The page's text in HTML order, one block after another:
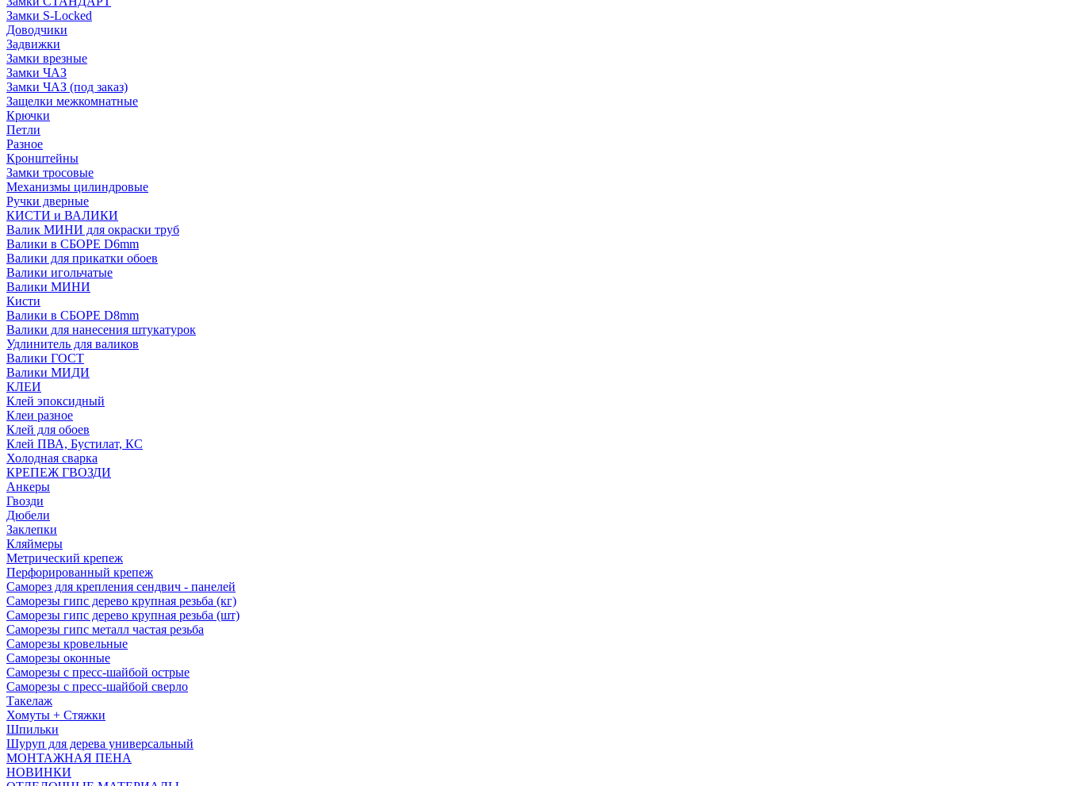
Замки S-Locked
Доводчики
Задвижки
Замки врезные
Замки ЧАЗ
Замки ЧАЗ (под заказ)
Защелки межкомнатные
Крючки
Петли
Разное
Кронштейны
Замки тросовые
Механизмы цилиндровые
Ручки дверные
КИСТИ и ВАЛИКИ
Валик МИНИ для окраски труб
Валики в СБОРЕ D6mm
Валики для прикатки обоев
Валики игольчатые
Валики МИНИ
Кисти
Валики в СБОРЕ D8mm
Валики для нанесения штукатурок
Удлинитель для валиков
Валики ГОСТ
Валики МИДИ
КЛЕИ
Клей эпоксидный
Клеи разное
Клей для обоев
Клей ПВА, Бустилат, КС
Холодная сварка
КРЕПЕЖ ГВОЗДИ
Анкеры
Гвозди
Дюбели
Заклепки
Кляймеры
Метрический крепеж
Перфорированный крепеж
Саморез для крепления сендвич - панелей
Саморезы гипс дерево крупная резьба (кг)
Саморезы гипс дерево крупная резьба (шт)
Саморезы гипс металл частая резьба
Саморезы кровельные
Саморезы оконные
Саморезы с пресс-шайбой острые
Саморезы с пресс-шайбой сверло
Такелаж
Хомуты + Стяжки
Шпильки
Шуруп для дерева универсальный
МОНТАЖНАЯ ПЕНА
НОВИНКИ